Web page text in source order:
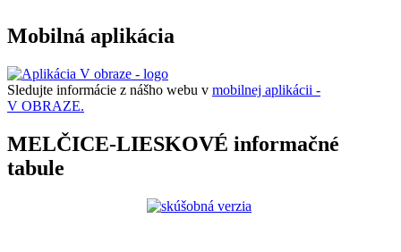
Mobilná aplikácia
Sledujte informácie z nášho webu v mobilnej aplikácii -
V OBRAZE.
MELČICE-LIESKOVÉ informačné
tabule